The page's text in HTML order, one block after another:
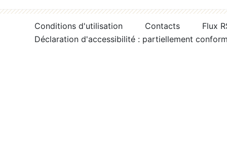
Conditions d'utilisation Contacts
Flux
Déclaration d'accessibilité : partiellement